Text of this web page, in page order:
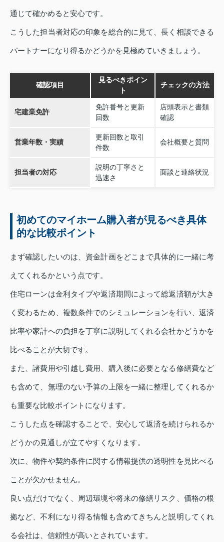
通じて確かめると安心です。
こうした担当者対応の印象を総合的に見て、長く相談できる
パートナーになり得るかどうかを見極めていきましょう。
確認項目
見るべきポイン
ト
チェックの方法
宅建業免許
免許番号と更新
回数
店頭表示と書類
確認
営業年数・実績
更新回数と取引
件数
会社概要と質問
担当者の対応
説明の丁寧さと
迅速さ
面談と連絡状況
初めてのマイホーム購入者が見るべき具体
的な比較ポイント
まず確認したいのは、資金計画をどこまで具体的に一緒に考
えてくれるかという点です。
住宅ローンは金利タイプや返済期間によって総返済額が大き
く変わるため、複数条件でのシミュレーションを行い、返済
比率や家計への負担を丁寧に説明してくれる会社かどうかを
比べることが大切です。
また、諸費用や引越し費用、購入後に必要となる修繕費など
も含めて、無理のない予算の上限を一緒に整理してくれるか
も重要な比較ポイントになります。
こうした点を確認することで、安心して返済を続けられるか
どうかの見通しが立てやすくなります。
次に、物件や契約条件に関する情報提供の透明性を見比べる
ことが欠かせません。
良い点だけでなく、周辺環境や将来の修繕リスク、価格の根
拠など、不利になり得る情報も含めてきちんと説明してくれ
る会社は、信頼性が高いとされています。